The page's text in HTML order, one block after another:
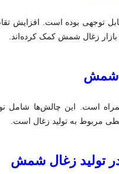
بوده است. افزایش تقاضا
زغال شمش کمک کرده‌اند.
شمش
است. این چالش‌ها شامل
مربوط به تولید زغال است.
در تولید زغال شمش